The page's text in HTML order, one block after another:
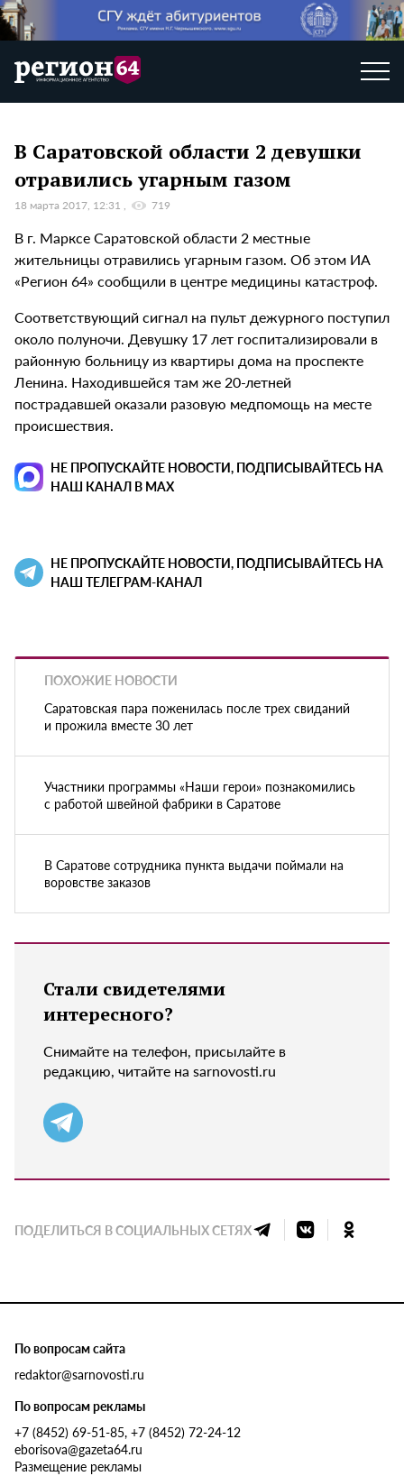
В Саратовской области 2 девушки
отравились угарным газом
18 марта 2017, 12:31 719
В г. Марксе Саратовской области 2 местные
жительницы отравились угарным газом. Об этом ИА
«Регион 64» сообщили в центре медицины катастроф.
Соответствующий сигнал на пульт дежурного поступил
около полуночи. Девушку 17 лет госпитализировали в
районную больницу из квартиры дома на проспекте
Ленина. Находившейся там же 20-летней
пострадавшей оказали разовую медпомощь на месте
происшествия.
НЕ ПРОПУСКАЙТЕ НОВОСТИ, ПОДПИСЫВАЙТЕСЬ НА
НАШ КАНАЛ В MAX
НЕ ПРОПУСКАЙТЕ НОВОСТИ, ПОДПИСЫВАЙТЕСЬ НА
НАШ ТЕЛЕГРАМ-КАНАЛ
ПОХОЖИЕ НОВОСТИ
Саратовская пара поженилась после трех свиданий
и прожила вместе 30 лет
Участники программы «Наши герои» познакомились
с работой швейной фабрики в Саратове
В Саратове сотрудника пункта выдачи поймали на
воровстве заказов
Стали свидетелями
интересного?
Снимайте на телефон, присылайте в
редакцию, читайте на sarnovosti.ru
ПОДЕЛИТЬСЯ В СОЦИАЛЬНЫХ СЕТЯХ
По вопросам сайта
redaktor@sarnovosti.ru
По вопросам рекламы
+7 (8452) 69-51-85, +7 (8452) 72-24-12
eborisova@gazeta64.ru
Размещение рекламы